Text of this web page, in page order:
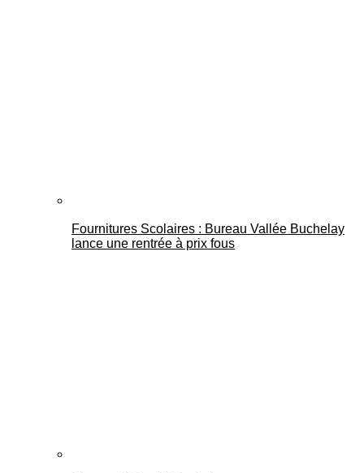
Fournitures Scolaires : Bureau Vallée Buchelay
lance une rentrée à prix fous